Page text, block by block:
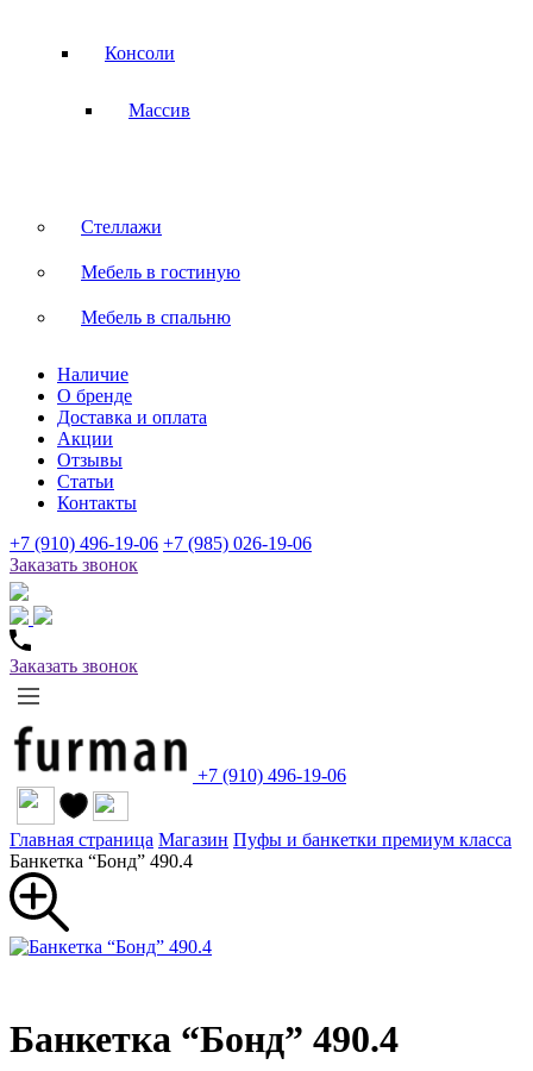
Консоли
Массив
Стеллажи
Мебель в гостиную
Мебель в спальню
Наличие
О бренде
Доставка и оплата
Акции
Отзывы
Статьи
Контакты
+7 (910) 496-19-06 +7 (985) 026-19-06
Заказать звонок
Заказать звонок
+7 (910) 496-19-06
Главная страница Магазин Пуфы и банкетки премиум класса
Банкетка “Бонд” 490.4
Банкетка “Бонд” 490.4